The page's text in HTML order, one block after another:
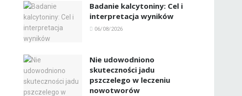
Badanie kalcytoniny: Cel i
interpretacja wyników
06/08/2026
Nie udowodniono
skuteczności jadu
pszczelego w leczeniu
nowotworów